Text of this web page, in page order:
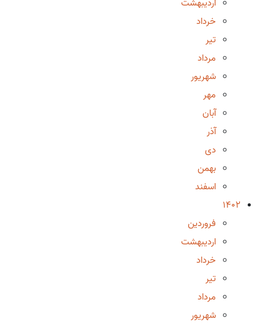
خرداد
تیر
مرداد
شهریور
مهر
آبان
آذر
دی
بهمن
اسفند
1402
فروردین
اردیبهشت
خرداد
تیر
مرداد
شهریور